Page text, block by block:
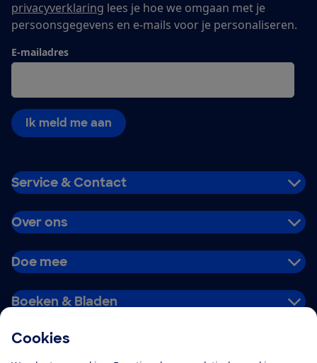
Cookies
privacyverklaring lees je hoe we omgaan met je
persoonsgegevens en e-mails voor je personaliseren.
E-mailadres
Ik meld me aan
Service & Contact
Over ons
Doe mee
Boeken & Bladen